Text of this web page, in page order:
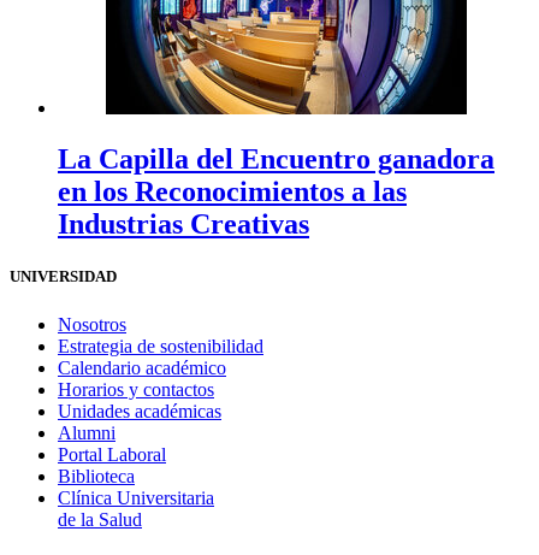
La Capilla del Encuentro ganadora
en los Reconocimientos a las
Industrias Creativas
UNIVERSIDAD
Nosotros
Estrategia de sostenibilidad
Calendario académico
Horarios y contactos
Unidades académicas
Alumni
Portal Laboral
Biblioteca
Clínica Universitaria
de la Salud